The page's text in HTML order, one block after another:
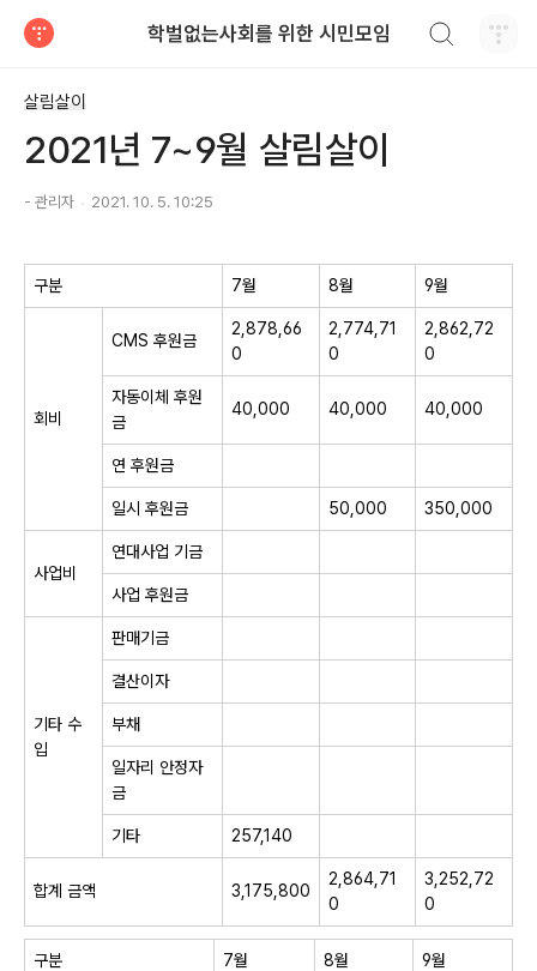
학벌없는사회를 위한 시민모임
살림살이
2021년 7~9월 살림살이
- 관리자 2021. 10. 5. 10:25
구분 7월 8월 9월
회비
CMS 후원금
2,878,66
0
2,774,71
0
2,862,72
0
자동이체 후원
금
40,000 40,000 40,000
연 후원금
일시 후원금 50,000 350,000
사업비
연대사업 기금
사업 후원금
기타 수
입
판매기금
결산이자
부채
일자리 안정자
금
기타 257,140
합계 금액 3,175,800
2,864,71
0
3,252,72
0
구분 7월 8월 9월